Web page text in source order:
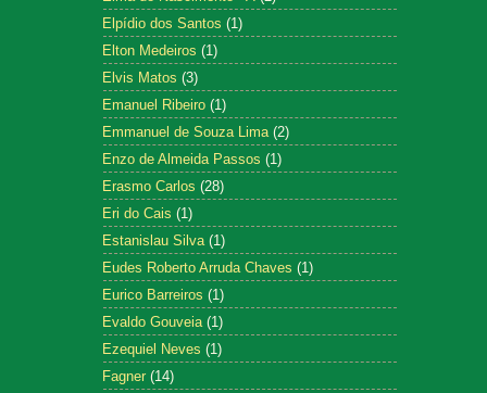
Elpídio dos Santos (1)
Elton Medeiros (1)
Elvis Matos (3)
Emanuel Ribeiro (1)
Emmanuel de Souza Lima (2)
Enzo de Almeida Passos (1)
Erasmo Carlos (28)
Eri do Cais (1)
Estanislau Silva (1)
Eudes Roberto Arruda Chaves (1)
Eurico Barreiros (1)
Evaldo Gouveia (1)
Ezequiel Neves (1)
Fagner (14)